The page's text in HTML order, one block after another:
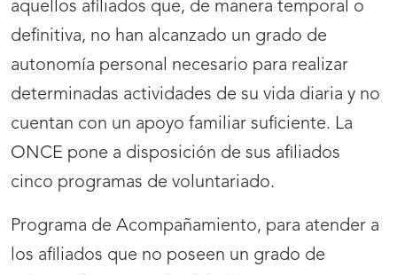
aquellos afiliados que, de manera temporal o
definitiva, no han alcanzado un grado de
autonomía personal necesario para realizar
determinadas actividades de su vida diaria y no
cuentan con un apoyo familiar suficiente. La
ONCE pone a disposición de sus afiliados
cinco programas de voluntariado.
Programa de Acompañamiento, para atender a
los afiliados que no poseen un grado de